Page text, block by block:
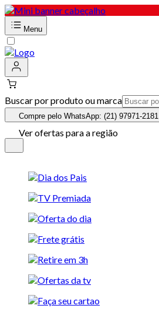
Menu
Buscar por produto ou marca
Compre pelo WhatsApp: (21) 97971-2181
Ver ofertas para a região